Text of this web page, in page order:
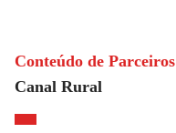
Conteúdo de Parceiros
Canal Rural